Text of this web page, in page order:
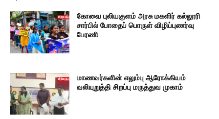
கோவை புலியகுளம் அரசு மகளிர் கல்லூரி
சார்பில் போதைப் பொருள் விழிப்புணர்வு
பேரணி
மாணவர்களின் எலும்பு ஆரோக்கியம்
வலியுறுத்தி சிறப்பு மருத்துவ முகாம்